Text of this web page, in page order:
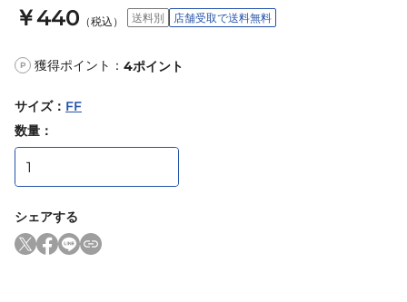
￥440 （税込） 送料別 店舗受取で送料無料
P 獲得ポイント： 4ポイント
サイズ： FF
数量：
シェアする